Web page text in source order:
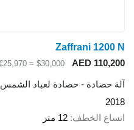
Zaffrani 1200 N
AED 110,200
$30,000
≈ €25,970
آلة حصادة - حصادة لعباد الشمس
2018
اتساع الخطف 12 متر